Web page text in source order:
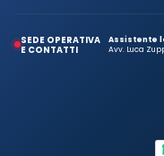
SEDE OPERATIVA
E CONTATTI
Assistente
Avv. Luca